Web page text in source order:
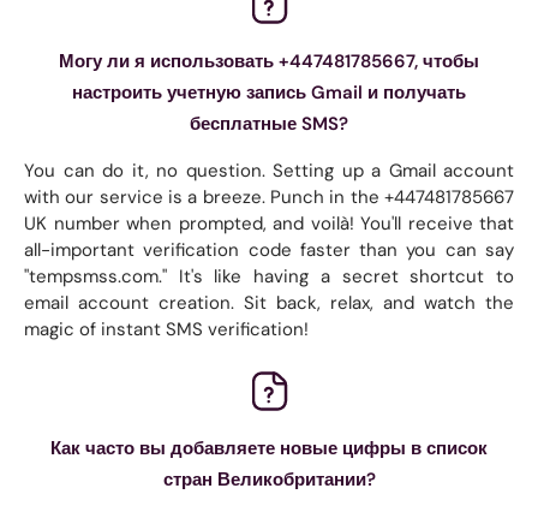
Могу ли я использовать +447481785667, чтобы
настроить учетную запись Gmail и получать
бесплатные SMS?
You can do it, no question. Setting up a Gmail account
with our service is a breeze. Punch in the +447481785667
UK number when prompted, and voilà! You'll receive that
all-important verification code faster than you can say
"tempsmss.com." It's like having a secret shortcut to
email account creation. Sit back, relax, and watch the
magic of instant SMS verification!
Как часто вы добавляете новые цифры в список
стран Великобритании?